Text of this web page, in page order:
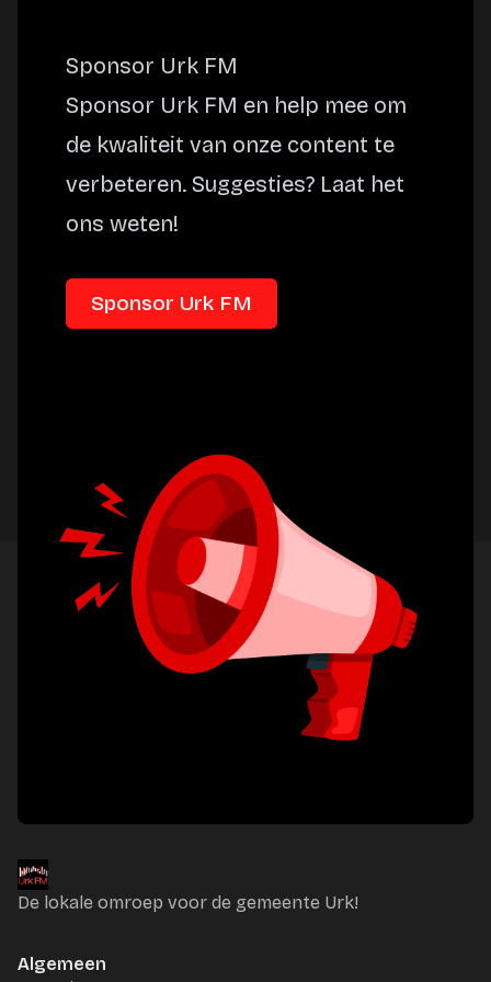
Sponsor Urk FM
Sponsor Urk FM en help mee om
de kwaliteit van onze content te
verbeteren. Suggesties? Laat het
ons weten!
Sponsor Urk FM
De lokale omroep voor de gemeente Urk!
Algemeen